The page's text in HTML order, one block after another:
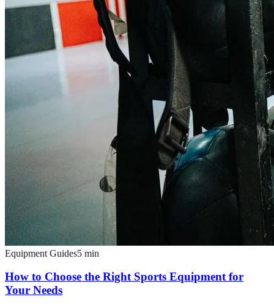
Equipment Guides5 min
How to Choose the Right Sports Equipment for
Your Needs